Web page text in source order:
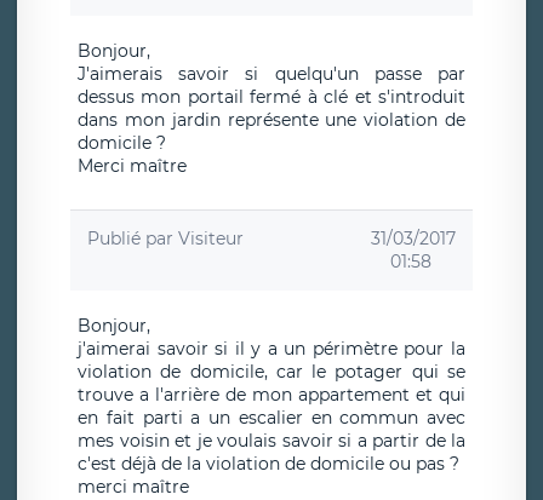
Bonjour,
J'aimerais savoir si quelqu'un passe par
dessus mon portail fermé à clé et s'introduit
dans mon jardin représente une violation de
domicile ?
Merci maître
Publié par Visiteur
31/03/2017
01:58
Bonjour,
j'aimerai savoir si il y a un périmètre pour la
violation de domicile, car le potager qui se
trouve a l'arrière de mon appartement et qui
en fait parti a un escalier en commun avec
mes voisin et je voulais savoir si a partir de la
c'est déjà de la violation de domicile ou pas ?
merci maître